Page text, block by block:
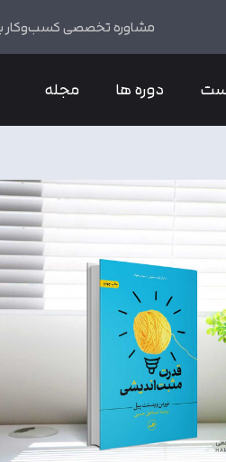
مشاوره تخصصی کسب‌وکار
دوره ها مجله